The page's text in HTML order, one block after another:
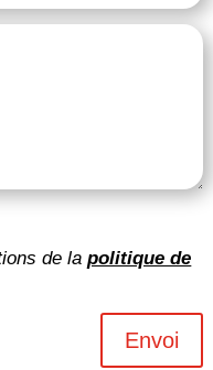
de lapolitique de
Envoi